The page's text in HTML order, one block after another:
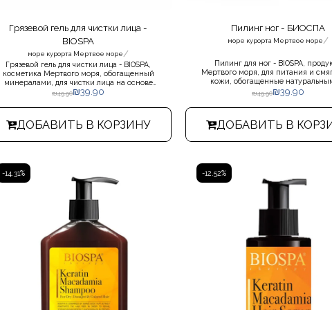
Грязевой гель для чистки лица -
BIOSPA
море курорта Мертвое море/
Грязевой гель для чистки лица - BIOSPA,
косметика Мертвого моря, обогащенный
минералами, для чистки лица на основе
натуральной грязи. Подходит для всех типов
₪49.90₪39.90
ДОБАВИТЬ В КОРЗИНУ
Пилинг ног - БИОСПА
море курорта Мертвое море/
Пилинг для ног - BIOSPA,
Мертвого моря, для питания и
кожи, обогащенные
активными минералами
Крем помогает предотвратить
трещины на коже, придает коже
₪49.90₪39.90
ДОБАВИТЬ В
-14.31% -12.52%